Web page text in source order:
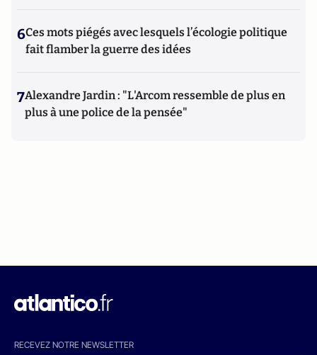
6Ces mots piégés avec lesquels l’écologie politique
fait flamber la guerre des idées
7Alexandre Jardin : "L'Arcom ressemble de plus en
plus à une police de la pensée"
RECEVEZ NOTRE NEWSLETTER